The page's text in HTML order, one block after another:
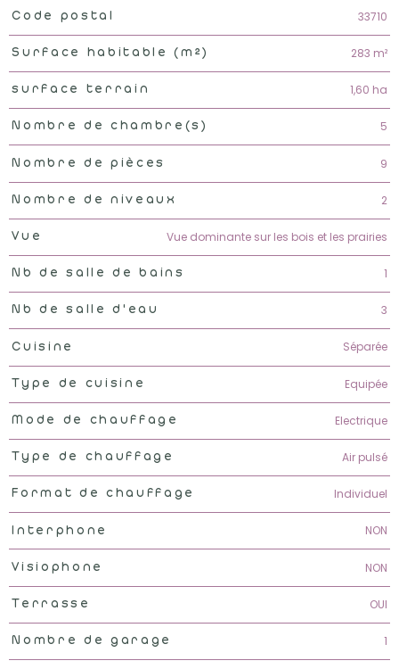
Caractéristiques Valeurs
Code postal 33710
Surface habitable (m²) 283 m²
surface terrain 1,60 ha
Nombre de chambre(s) 5
Nombre de pièces 9
Nombre de niveaux 2
Vue Vue dominante sur les bois et les prairies
Nb de salle de bains 1
Nb de salle d'eau 3
Cuisine Séparée
Type de cuisine Equipée
Mode de chauffage Electrique
Type de chauffage Air pulsé
Format de chauffage Individuel
Interphone NON
Visiophone NON
Terrasse OUI
Nombre de garage 1